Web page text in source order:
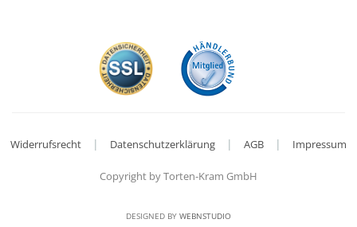
Widerrufsrecht | Datenschutzerklärung | AGB | Impressum
Copyright by Torten-Kram GmbH
DESIGNED BY WEBNSTUDIO